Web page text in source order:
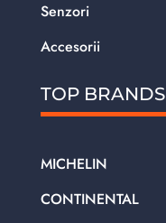
Senzori
Accesorii
TOP BRANDS
MICHELIN
CONTINENTAL